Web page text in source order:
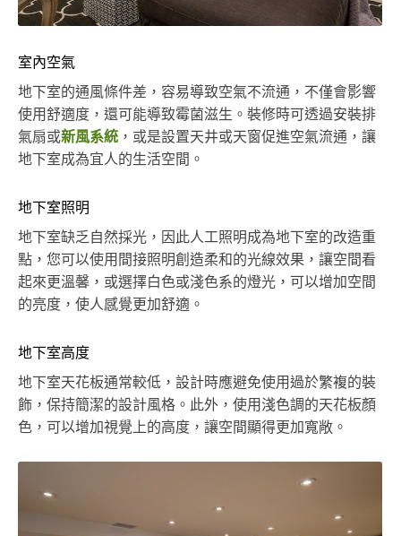
室內空氣
地下室的通風條件差，容易導致空氣不流通，不僅會影響
使用舒適度，還可能導致霉菌滋生。裝修時可透過安裝排
氣扇或新風系統 ，或是設置天井或天窗促進空氣流通，讓
地下室成為宜人的生活空間。
地下室照明
地下室缺乏自然採光，因此人工照明成為地下室的改造重
點，您可以使用間接照明創造柔和的光線效果，讓空間看
起來更溫馨，或選擇白色或淺色系的燈光，可以增加空間
的亮度，使人感覺更加舒適。
地下室高度
地下室天花板通常較低，設計時應避免使用過於繁複的裝
飾，保持簡潔的設計風格。此外，使用淺色調的天花板顏
色，可以增加視覺上的高度，讓空間顯得更加寬敞。